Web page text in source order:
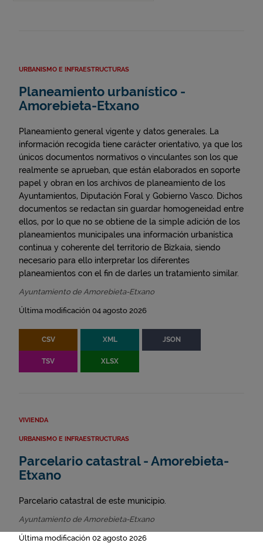
URBANISMO E INFRAESTRUCTURAS
Planeamiento urbanístico -
Amorebieta-Etxano
Planeamiento general vigente y datos generales. La
información recogida tiene carácter orientativo, ya que los
únicos documentos normativos o vinculantes son los que
realmente se aprueban, que están elaborados en soporte
papel y obran en los archivos de planeamiento de los
Ayuntamientos, Diputación Foral y Gobierno Vasco. Dichos
documentos se redactan sin guardar homogeneidad entre
ellos, por lo que no se obtiene de la simple adición de los
planeamientos municipales una información urbanística
continua y coherente del territorio de Bizkaia, siendo
necesario para ello interpretar los diferentes
planeamientos con el fin de darles un tratamiento similar.
Ayuntamiento de Amorebieta-Etxano
Última modificación 04 agosto 2026
CSV XML JSON
TSV XLSX
VIVIENDA
URBANISMO E INFRAESTRUCTURAS
Parcelario catastral - Amorebieta-
Etxano
Parcelario catastral de este municipio.
Ayuntamiento de Amorebieta-Etxano
Última modificación 02 agosto 2026